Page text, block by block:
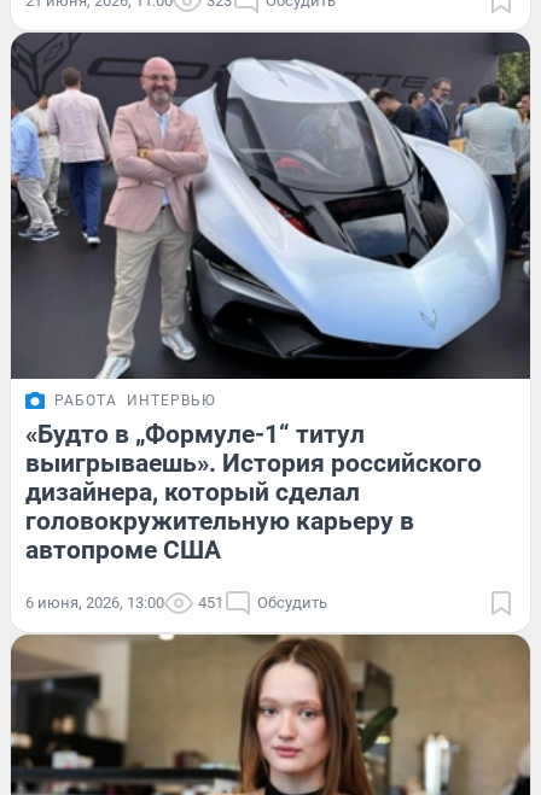
РАБОТА ИНТЕРВЬЮ
«Будто в „Формуле-1“ титул
выигрываешь». История российского
дизайнера, который сделал
головокружительную карьеру в
автопроме США
6 июня, 2026, 13:00 451 Обсудить